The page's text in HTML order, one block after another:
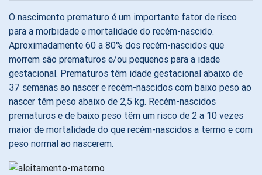
O nascimento prematuro é um importante fator de risco
para a morbidade e mortalidade do recém-nascido.
Aproximadamente 60 a 80% dos recém-nascidos que
morrem são prematuros e/ou pequenos para a idade
gestacional. Prematuros têm idade gestacional abaixo de
37 semanas ao nascer e recém-nascidos com baixo peso ao
nascer têm peso abaixo de 2,5 kg. Recém-nascidos
prematuros e de baixo peso têm um risco de 2 a 10 vezes
maior de mortalidade do que recém-nascidos a termo e com
peso normal ao nascerem.